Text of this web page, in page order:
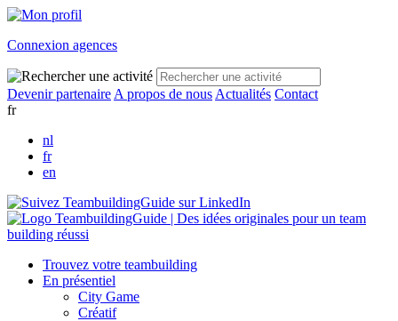
Connexion agences
Devenir partenaire A propos de nous Actualités Contact
fr
nl
fr
en
Trouvez votre teambuilding
En présentiel
City Game
Créatif